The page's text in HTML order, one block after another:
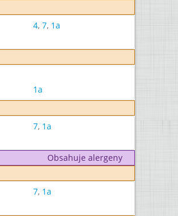
4, 7, 1a
1a
7, 1a
Obsahuje alergeny
7, 1a